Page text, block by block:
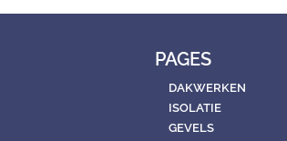
PAGES
DAKWERKEN
ISOLATIE
GEVELS